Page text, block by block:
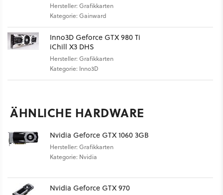
Hersteller: Grafikkarten
Kategorie: Gainward
Inno3D Geforce GTX 980 Ti
iChill X3 DHS
Hersteller: Grafikkarten
Kategorie: Inno3D
ÄHNLICHE HARDWARE
Nvidia Geforce GTX 1060 3GB
Hersteller: Grafikkarten
Kategorie: Nvidia
Nvidia Geforce GTX 970